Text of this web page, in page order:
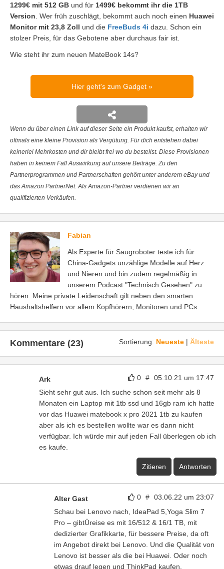
1299€ mit 512 GB und für 1499€ bekommt ihr die 1TB
Version . Wer früh zuschlägt, bekommt auch noch einen Huawei
Monitor mit 23,8 Zoll und die FreeBuds 4i dazu. Schon ein
stolzer Preis, für das Gebotene aber durchaus fair ist.
Wie steht ihr zum neuen MateBook 14s?
Hier geht's zum Gadget
Wenn du über einen Link auf dieser Seite ein Produkt kaufst, erhalten wir
oftmals eine kleine Provision als Vergütung. Für dich entstehen dabei
keinerlei Mehrkosten und dir bleibt frei wo du bestellst. Diese Provisionen
haben in keinem Fall Auswirkung auf unsere Beiträge. Zu den
Partnerprogrammen und Partnerschaften gehört unter anderem eBay und
das Amazon PartnerNet. Als Amazon-Partner verdienen wir an
qualifizierten Verkäufen.
Fabian
Als Experte für Saugroboter teste ich für
China-Gadgets unzählige Modelle auf Herz
und Nieren und bin zudem regelmäßig in
unserem Podcast "Technisch Gesehen" zu
hören. Meine private Leidenschaft gilt neben den smarten
Haushaltshelfern vor allem Kopfhörern, Monitoren und PCs.
Sortierung: Neueste | Älteste
Kommentare (23)
0 # 05.10.21 um 17:47
Ark
Sieht sehr gut aus. Ich suche schon seit mehr als 8
Monaten ein Laptop mit 1tb ssd und 16gb ram ich hatte
vor das Huawei matebook x pro 2021 1tb zu kaufen
aber als ich es bestellen wollte war es dann nicht
verfügbar. Ich würde mir auf jeden Fall überlegen ob ich
es kaufe.
Zitieren Antworten
0 # 03.06.22 um 23:07
Alter Gast
Schau bei Lenovo nach, IdeaPad 5,Yoga Slim 7
Pro – gibtÜreise es mit 16/512 & 16/1 TB, mit
dedizierter Grafikkarte, für bessere Preise, da oft
im Angebot direkt bei Lenovo. Und die Qualität von
Lenovo ist besser als die bei Huawei. Oder noch
etwas drauf legen und ThinkPad kaufen.